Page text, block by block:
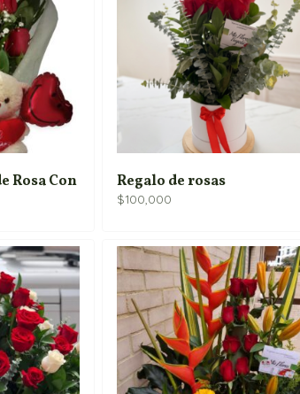
$136,900
Rosa Con
Regalo de rosas
$100,000